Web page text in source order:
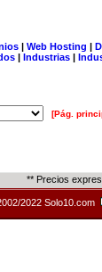
| Web Hosting |
| Industrias |
[Pág.
** Precios
2022 Solo10.com